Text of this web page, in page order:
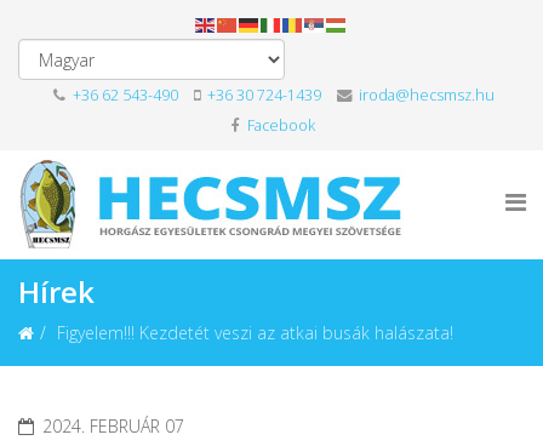
+36 62 543-490 +36 30 724-1439
iroda@hecsmsz.hu
Facebook
Hírek
Figyelem!!! Kezdetét veszi az atkai busák halászata!
2024. FEBRUÁR 07